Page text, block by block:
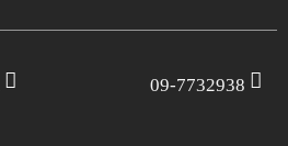
09-7732938